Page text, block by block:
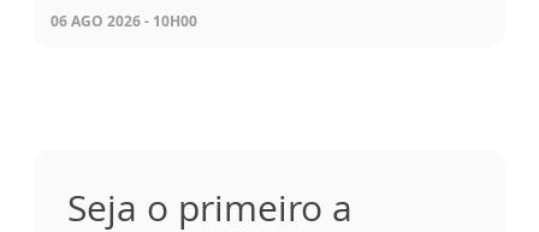
06 AGO 2026 - 10H00
Seja o primeiro a